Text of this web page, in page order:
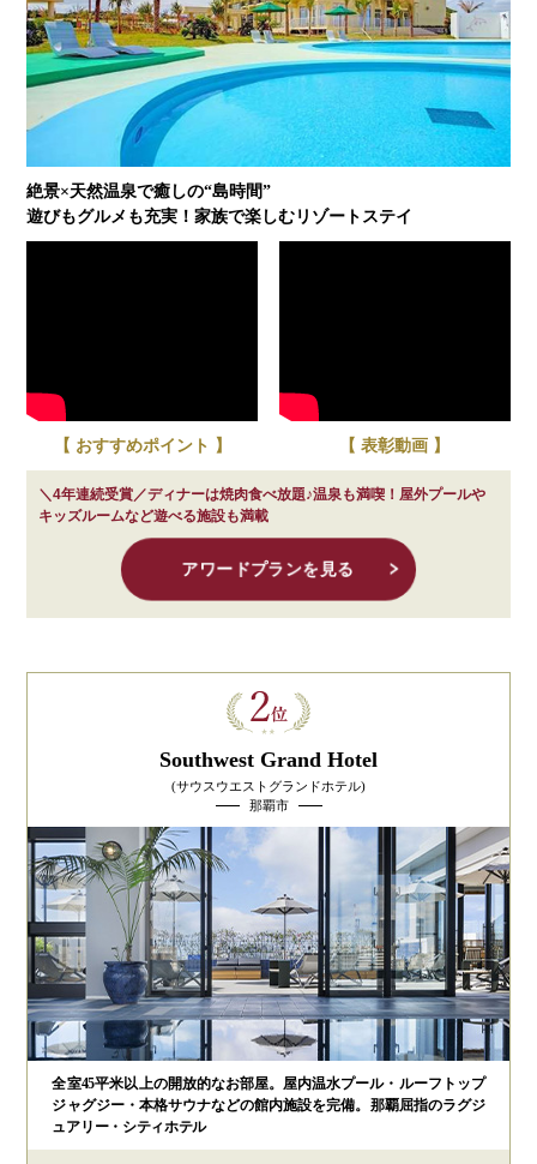
絶景×天然温泉で癒しの“島時間”
遊びもグルメも充実！家族で楽しむリゾートステイ
【 おすすめポイント 】 【 表彰動画 】
＼4年連続受賞／ディナーは焼肉食べ放題♪温泉も満喫！屋外プールや
キッズルームなど遊べる施設も満載
アワードプランを見る
Southwest Grand Hotel
(サウスウエストグランドホテル)
那覇市
全室45平米以上の開放的なお部屋。屋内温水プール・ルーフトップ
ジャグジー・本格サウナなどの館内施設を完備。那覇屈指のラグジ
ュアリー・シティホテル